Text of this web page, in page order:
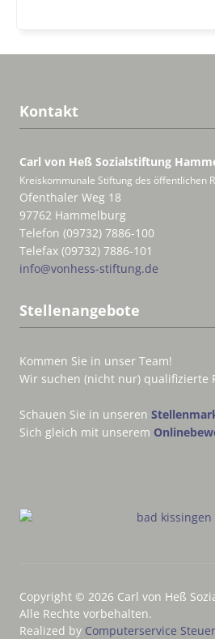
Kontakt
Carl von Heß Sozialstiftung
Kreiskommunale Stiftung des öffentlichen
Ofenthaler Weg 18
97762 Hammelburg
Telefon (09732) 7886-100
Telefax (09732) 7886-101
info@vonhess-stiftung.de
Stellenangebote
Kommen Sie in unser Team!
Wir suchen (nicht nur) qualifizierte
Schauen Sie in unseren
Sich gleich mit unserem
Copyright © 2026 Carl von Heß
Alle Rechte vorbehalten.
Realized by Computerservice